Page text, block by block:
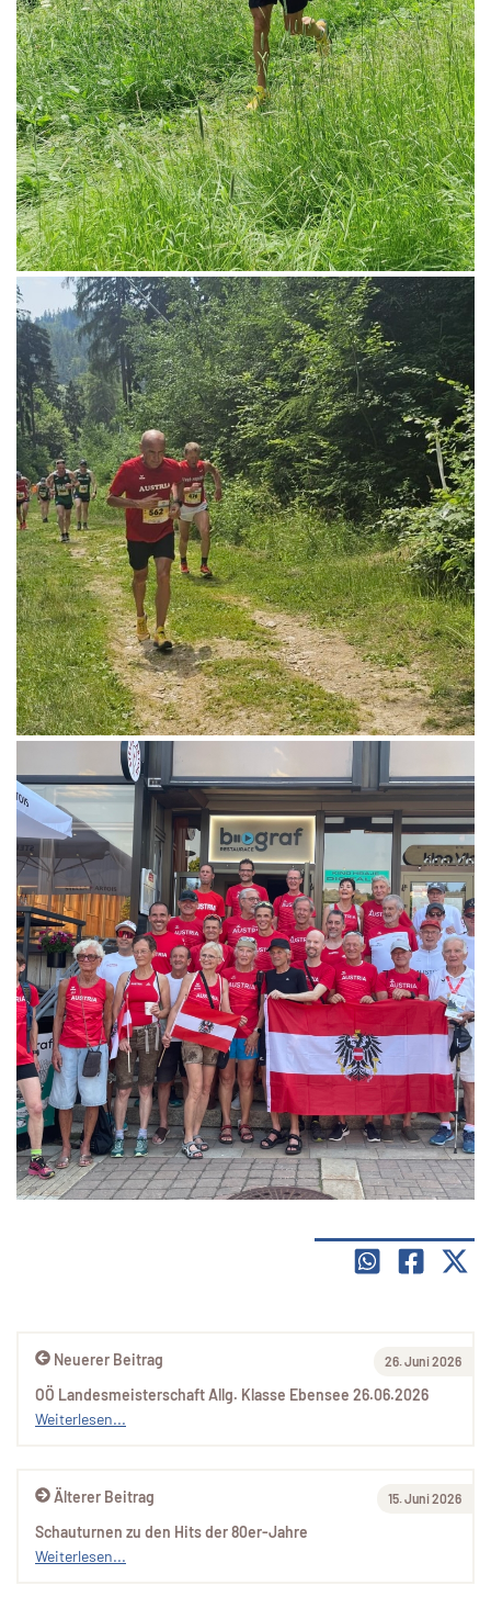
Älterer Beitrag 15. Juni 2026
Schauturnen zu den Hits der 80er-Jahre
Weiterlesen...
Neuerer Beitrag 26. Juni 2026
OÖ Landesmeisterschaft Allg. Klasse Ebensee 26.06.2026
Weiterlesen...